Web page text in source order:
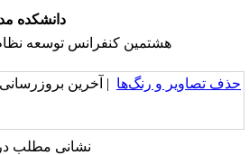
دانشکده مدیریت- صفحه نمایش
توسعه نظام تأمین مالی و سرمایه
بروزرسانی: ۱۳۹۵/۶/۱۷ |
نشانی مطلب در وبگاه دانشکده مدیریت: